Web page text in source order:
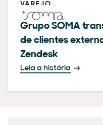
VAREJO
Grupo SOMA
de clientes
Zendesk
Leia a história